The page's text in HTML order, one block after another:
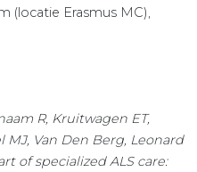
(locatie Erasmus MC),
R, Kruitwagen ET,
Van Den Berg, Leonard
of specialized ALS care: